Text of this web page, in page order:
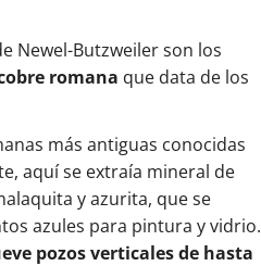
Newel-Butzweiler son los
romana que data de los
más antiguas conocidas
aquí se extraía mineral de
y azurita, que se
azules para pintura y vidrio.
pozos verticales de hasta